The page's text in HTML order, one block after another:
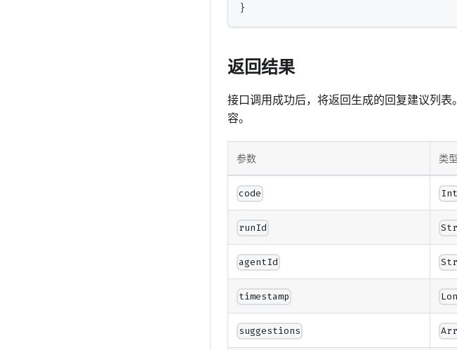
}
返回结果
接口调用成功后，将返回生成的回复建议列
容。
参数 类型
code Int
runId
agentId
timestamp
suggestions